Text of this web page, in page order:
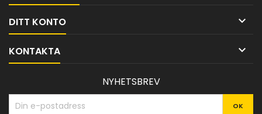
DITT KONTO 
KONTAKTA 
NYHETSBREV